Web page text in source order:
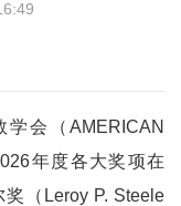
学会（AMERICAN
6年度各大奖项在
奖（ Leroy P. Steele